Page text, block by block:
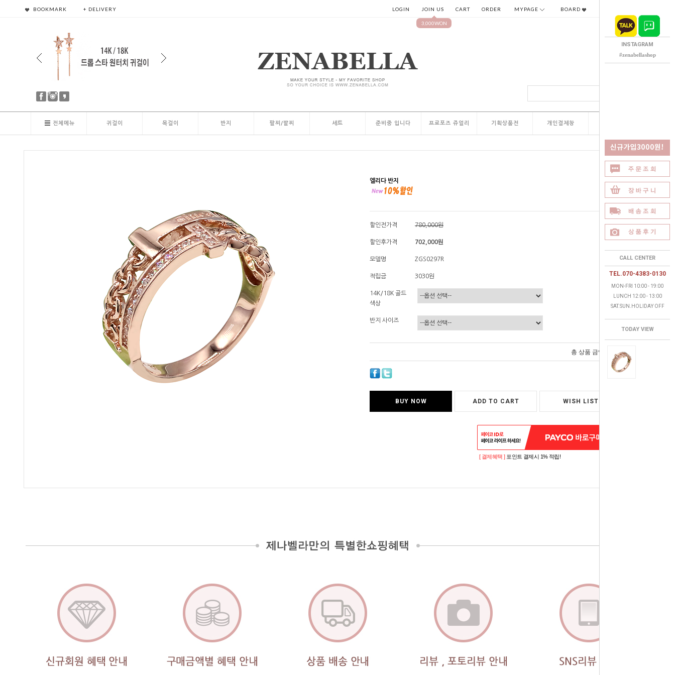
INSTAGRAM
#zenabellashop
CALL CENTER
TEL.070-4383-0130
MON-FRI 10:00 - 19:00
LUNCH 12:00 - 13:00
SAT.SUN.HOLIDAY OFF
TODAY VIEW
BOOKMARK + DELIVERY LOGIN JOIN US
3,000WON
CART ORDER MYPAGE BOARD
전체메뉴 귀걸이 목걸이 반지 팔찌/발찌 세트 준비중 입니다 프로포즈 쥬얼리 기획상품전 개인결제창
엘리다 반지
할인전가격 780,000원
할인후가격 702,000원
모델명 ZGS0297R
적립금 3030원
14K/18K 골드
색상
반지 사이즈
총 상품 금액 원
BUY NOW ADD TO CART WISH LIST
[ 결제혜택 ] 포인트 결제시 1% 적립!